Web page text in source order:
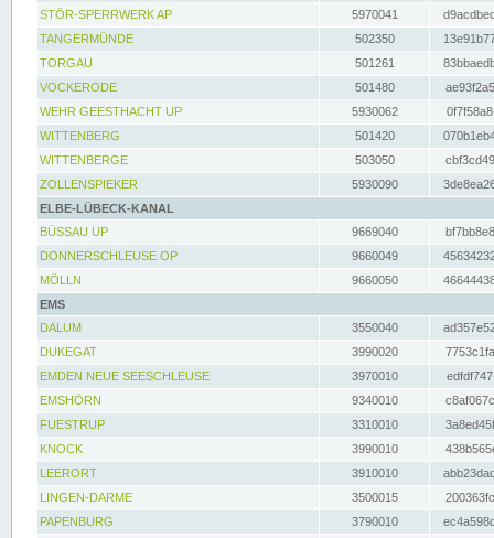
STÖR-SPERRWERK AP 5970041
TANGERMÜNDE
502350
TORGAU
501261
VOCKERODE
501480
WEHR GEESTHACHT UP
5930062
WITTENBERG
501420
WITTENBERGE
503050
ZOLLENSPIEKER
5930090
ELBE-LÜBECK-KANAL
BÜSSAU UP
9669040
DONNERSCHLEUSE OP
9660049
MÖLLN
9660050
EMS
DALUM
3550040
DUKEGAT
3990020
EMDEN NEUE SEESCHLEUSE
3970010
EMSHÖRN
9340010
FUESTRUP
3310010
KNOCK
3990010
LEERORT
3910010
LINGEN-DARME
3500015
PAPENBURG
3790010